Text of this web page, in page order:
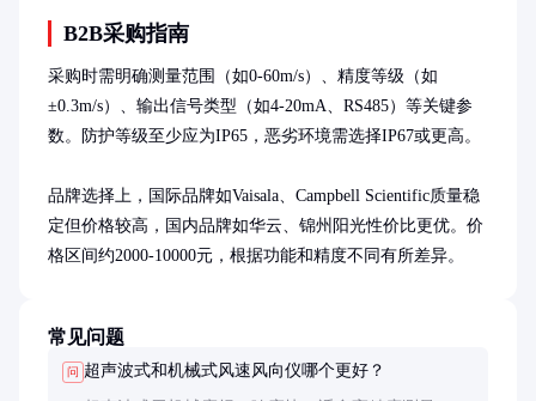
B2B采购指南
采购时需明确测量范围（如0-60m/s）、精度等级（如
±0.3m/s）、输出信号类型（如4-20mA、RS485）等关键参
数。防护等级至少应为IP65，恶劣环境需选择IP67或更高。
品牌选择上，国际品牌如Vaisala、Campbell Scientific质量稳
定但价格较高，国内品牌如华云、锦州阳光性价比更优。价
格区间约2000-10000元，根据功能和精度不同有所差异。
常见问题
问 超声波式和机械式风速风向仪哪个更好？